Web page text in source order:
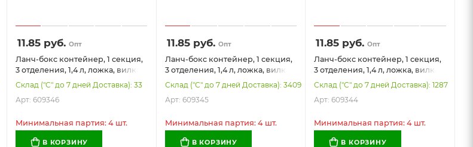
11.85руб. Опт
Ланч-бокс контейнер, 1 секция,
3 отделения, 1,4 л, ложка, вилка,
8х21х14 см, бежевый, JOYLUX
ECO, 609346
Склад ("С" до 7 дней Доставка): 33
Арт: 609346
Минимальная партия: 4 шт.
В КОРЗИНУ
11.85руб. Опт
Ланч-бокс контейнер, 1 секция,
3 отделения, 1,4 л, ложка, вилка,
8х21х14 см, розовый, JOYLUX
ECO, 609345
Склад ("С" до 7 дней Доставка): 3409
Арт: 609345
Минимальная партия: 4 шт.
В КОРЗИНУ
11.85 руб. Опт
Ланч-бокс контейнер, 1 секция,
3 отделения, 1,4 л, ложка, вилка,
8х21х14 см, мятный, JOYLUX ECO,
609344
Склад ("С" до 7 дней Доставка): 1287
Арт: 609344
Минимальная партия: 4 шт.
В КОРЗИНУ